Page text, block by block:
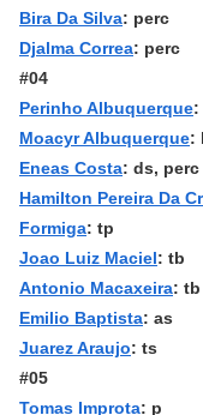
Bira Da Silva: perc
Djalma Correa: perc
#04
Perinho Albuquerque:
Moacyr Albuquerque:
Eneas Costa: ds, perc
Hamilton Pereira Da
Formiga: tp
Joao Luiz Maciel: tb
Antonio Macaxeira: tb
Emilio Baptista: as
Juarez Araujo: ts
#05
Tomas Improta: p